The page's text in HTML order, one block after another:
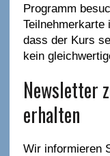
Programm
dass der Kurs
kein
Newsletter
erhalten
Wir informieren